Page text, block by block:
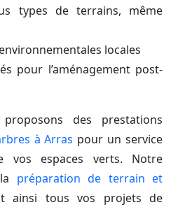
types de terrains, même
locales
pour l’aménagement post-
des prestations
à Arras pour un service
vos espaces verts. Notre
préparation de terrain et
ainsi tous vos projets de